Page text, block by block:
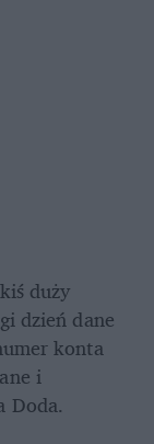
duży
dzień dane
konta
i
Doda.